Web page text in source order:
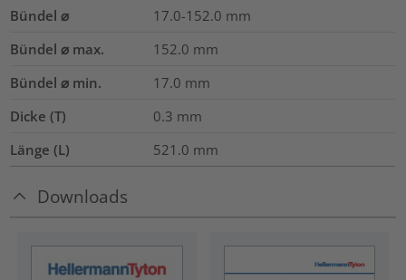
Bündel ⌀
17.0-152.0 mm
Bündel ⌀ max.
152.0 mm
Bündel ⌀ min.
17.0 mm
Dicke (T)
0.3 mm
Länge (L)
521.0 mm
Downloads